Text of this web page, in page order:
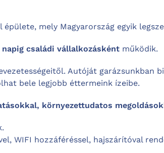
mely Magyarország egyik
családi vállalkozásként működik.
Autóját garázsunkban
bele legjobb éttermeink ízeibe.
környezettudatos
WIFI hozzáféréssel, hajszárítóval